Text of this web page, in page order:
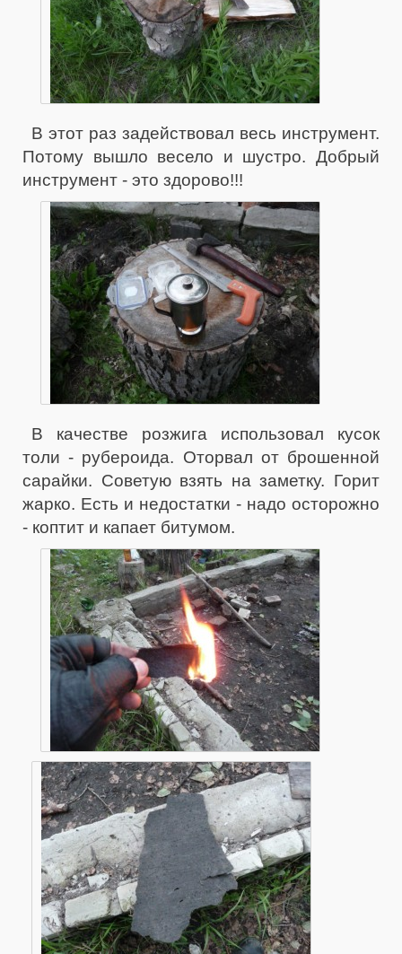
В этот раз задействовал весь инструмент.
Потому вышло весело и шустро. Добрый
инструмент - это здорово!!!
В качестве розжига использовал кусок
толи - рубероида. Оторвал от брошенной
сарайки. Советую взять на заметку. Горит
жарко. Есть и недостатки - надо осторожно
- коптит и капает битумом.